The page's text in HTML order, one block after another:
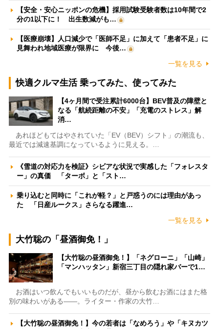
【安全・安心ニッポンの危機】採用試験受験者数は10年間で2
分の1以下に！ 出生数減がも…
【医療崩壊】人口減少で「医師不足」に加えて「患者不足」に
見舞われ地域医療が限界に 今後…
一覧を見る
快適クルマ生活 乗ってみた、使ってみた
【4ヶ月間で受注累計6000台】BEV普及の障壁と
なる「航続距離の不安」「充電のストレス」解
消…
あれほどもてはやされていた「EV（BEV）シフト」の潮流も、
最近では減速基調になっているように見える。…
《雪道の対応力を検証》シビアな状況で実感した「フォレスタ
ー」の真価 「ターボ」と「スト…
乗り込むと同時に「これが軽？」と戸惑うのには理由があっ
た 「日産ルークス」さらなる躍進…
一覧を見る
大竹聡の「昼酒御免！」
【大竹聡の昼酒御免！】「ネグローニ」「山崎」
「マンハッタン」新宿三丁目の隠れ家バーで1…
お酒はいつ飲んでもいいものだが、昼から飲むお酒にはまた格
別の味わいがある――。ライター・作家の大竹…
【大竹聡の昼酒御免！】今の若者は「なめろう」や「キヌカツ